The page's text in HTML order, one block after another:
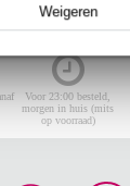
Weigeren
Voor 23:00 besteld,
morgen in huis (mits
op voorraad)